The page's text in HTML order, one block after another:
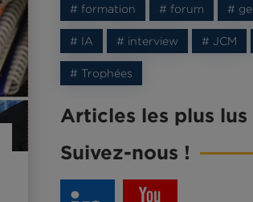
# formation # forum #
# IA # interview # JCM
# Trophées
Articles les plus lus
Suivez-nous !